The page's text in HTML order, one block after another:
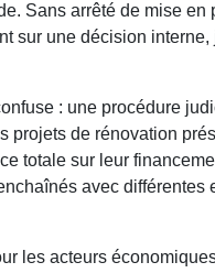
Sans arrêté de mise
sur une décision
: une procédure
projets de rénovation
totale sur leur
avec différentes
les acteurs